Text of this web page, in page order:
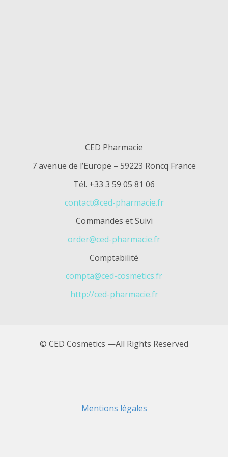
CED Pharmacie
7 avenue de l’Europe – 59223 Roncq France
Tél. +33 3 59 05 81 06
contact@ced-pharmacie.fr
Commandes et Suivi
order@ced-pharmacie.fr
Comptabilité
compta@ced-cosmetics.fr
http://ced-pharmacie.fr
© CED Cosmetics —All Rights Reserved
Mentions légales